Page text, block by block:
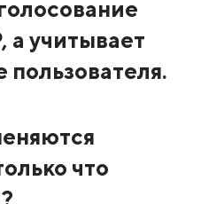
а учитывает
пользователя.
что